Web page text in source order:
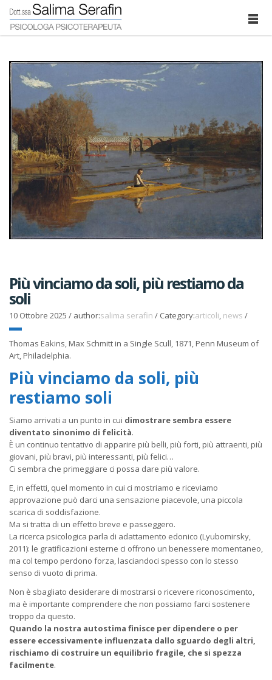
Più vinciamo da soli, più restiamo da
soli
10 Ottobre 2025 / author:salima serafin / Category:articoli, news /
Thomas Eakins, Max Schmitt in a Single Scull, 1871, Penn Museum of
Art, Philadelphia.
Più vinciamo da soli, più
restiamo soli
Siamo arrivati a un punto in cui dimostrare sembra essere
diventato sinonimo di felicità.
È un continuo tentativo di apparire più belli, più forti, più attraenti, più
giovani, più bravi, più interessanti, più felici…
Ci sembra che primeggiare ci possa dare più valore.
E, in effetti, quel momento in cui ci mostriamo e riceviamo
approvazione può darci una sensazione piacevole, una piccola
scarica di soddisfazione.
Ma si tratta di un effetto breve e passeggero.
La ricerca psicologica parla di adattamento edonico (Lyubomirsky,
2011): le gratificazioni esterne ci offrono un benessere momentaneo,
ma col tempo perdono forza, lasciandoci spesso con lo stesso
senso di vuoto di prima.
Non è sbagliato desiderare di mostrarsi o ricevere riconoscimento,
ma è importante comprendere che non possiamo farci sostenere
troppo da questo.
Quando la nostra autostima finisce per dipendere o per
essere eccessivamente influenzata dallo sguardo degli altri,
rischiamo di costruire un equilibrio fragile, che si spezza
facilmente.